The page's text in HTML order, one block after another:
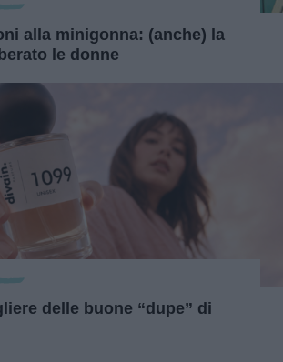
alla minigonna: (anche) la
le donne
delle buone “dupe” di